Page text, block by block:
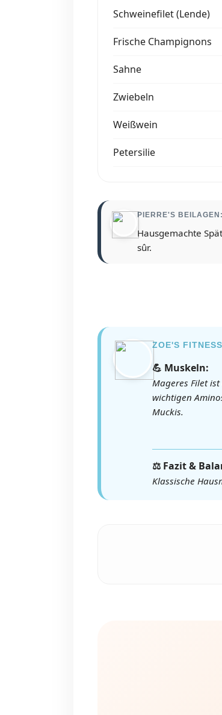
Schweinefilet (Lende)
Frische Champignons
Sahne
Zwiebeln
Weißwein
Petersilie
PIERRE'S BEILAGEN:
Hausgemachte
sûr.
ZOE'S
💪 Muskeln:
Mageres Filet
wichtigen
Muckis.
⚖️ Fazit &
Klassische